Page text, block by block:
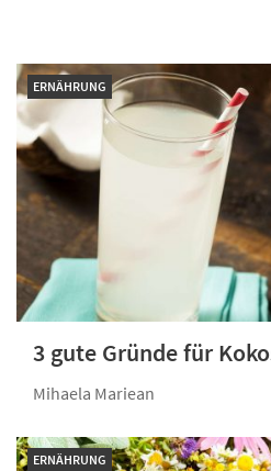
ERNÄHRUNG
3 gute Gründe für
Mihaela Mariean
ERNÄHRUNG